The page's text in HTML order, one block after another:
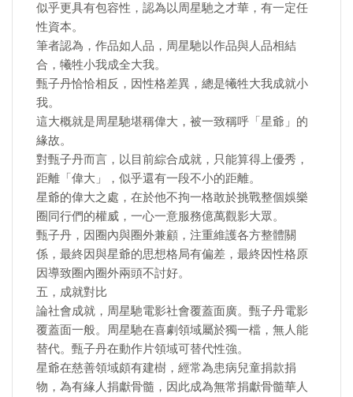
似乎更具有包容性，認為以周星馳之才華，有一定任
性資本。
筆者認為，作品如人品，周星馳以作品與人品相結
合，犧牲小我成全大我。
甄子丹恰恰相反，因性格差異，總是犧牲大我成就小
我。
這大概就是周星馳堪稱偉大，被一致稱呼「星爺」的
緣故。
對甄子丹而言，以目前綜合成就，只能算得上優秀，
距離「偉大」，似乎還有一段不小的距離。
星爺的偉大之處，在於他不拘一格敢於挑戰整個娛樂
圈同行們的權威，一心一意服務億萬觀影大眾。
甄子丹，因圈內與圈外兼顧，注重維護各方整體關
係，最終因與星爺的思想格局有偏差，最終因性格原
因導致圈內圈外兩頭不討好。
五，成就對比
論社會成就，周星馳電影社會覆蓋面廣。甄子丹電影
覆蓋面一般。周星馳在喜劇領域屬於獨一檔，無人能
替代。甄子丹在動作片領域可替代性強。
星爺在慈善領域頗有建樹，經常為患病兒童捐款捐
物，為有緣人捐獻骨髓，因此成為無常捐獻骨髓華人